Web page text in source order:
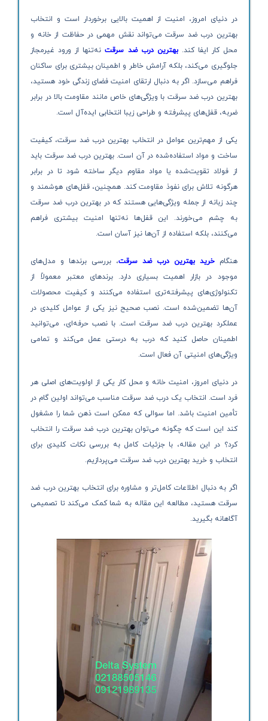
در دنیای امروز، امنیت از اهمیت بالایی برخوردار است و انتخاب
بهترین درب ضد سرقت می‌تواند نقش مهمی در حفاظت از خانه و
محل کار ایفا کند.بهترین درب ضد سرقتنه‌تنها از ورود غیرمجاز
جلوگیری می‌کند، بلکه آرامش خاطر و اطمینان بیشتری برای ساکنان
فراهم می‌سازد. اگر به دنبال ارتقای امنیت فضای زندگی خود هستید،
بهترین درب ضد سرقت با ویژگی‌های خاص مانند مقاومت بالا در برابر
ضربه، قفل‌های پیشرفته و طراحی زیبا انتخابی ایده‌آل است.
یکی از مهم‌ترین عوامل در انتخاب بهترین درب ضد سرقت، کیفیت
ساخت و مواد استفاده‌شده در آن است. بهترین درب ضد سرقت باید
از فولاد تقویت‌شده یا مواد مقاوم دیگر ساخته شود تا در برابر
هرگونه تلاش برای نفوذ مقاومت کند. همچنین، قفل‌های هوشمند و
چند زبانه از جمله ویژگی‌هایی هستند که در بهترین درب ضد سرقت
به چشم می‌خورند. این قفل‌ها نه‌تنها امنیت بیشتری فراهم
می‌کنند، بلکه استفاده از آن‌ها نیز آسان است.
هنگامخرید بهترین درب ضد سرقت، بررسی برندها و مدل‌های
موجود در بازار اهمیت بسیاری دارد. برندهای معتبر معمولاً از
تکنولوژی‌های پیشرفته‌تری استفاده می‌کنند و کیفیت محصولات
آن‌ها تضمین‌شده است. نصب صحیح نیز یکی از عوامل کلیدی در
عملکرد بهترین درب ضد سرقت است. با نصب حرفه‌ای، می‌توانید
اطمینان حاصل کنید که درب به درستی عمل می‌کند و تمامی
ویژگی‌های امنیتی آن فعال است.
در دنیای امروز، امنیت خانه و محل کار یکی از اولویت‌های اصلی هر
فرد است. انتخاب یک درب ضد سرقت مناسب می‌تواند اولین گام در
تأمین امنیت باشد. اما سوالی که ممکن است ذهن شما را مشغول
کند این است که چگونه می‌توان بهترین درب ضد سرقت را انتخاب
کرد؟ در این مقاله، با جزئیات کامل به بررسی نکات کلیدی برای
انتخاب و خرید بهترین درب ضد سرقت می‌پردازیم.
اگر به دنبال اطلاعات کامل‌تر و مشاوره برای انتخاب بهترین درب ضد
سرقت هستید، مطالعه این مقاله به شما کمک می‌کند تا تصمیمی
آگاهانه بگیرید.